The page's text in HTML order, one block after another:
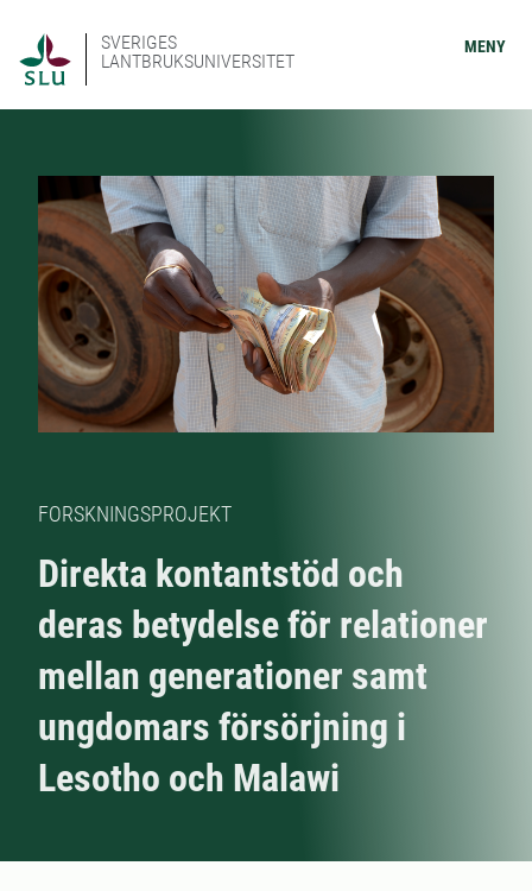
SVERIGES
LANTBRUKSUNIVERSITET
MENY
FORSKNINGSPROJEKT
Direkta kontantstöd och
deras betydelse för relationer
mellan generationer samt
ungdomars försörjning i
Lesotho och Malawi